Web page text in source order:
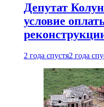
Депутат
условие
2 года спустя2 года